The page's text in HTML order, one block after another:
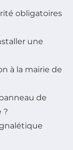
obligatoires
une
à la mairie de
de
?